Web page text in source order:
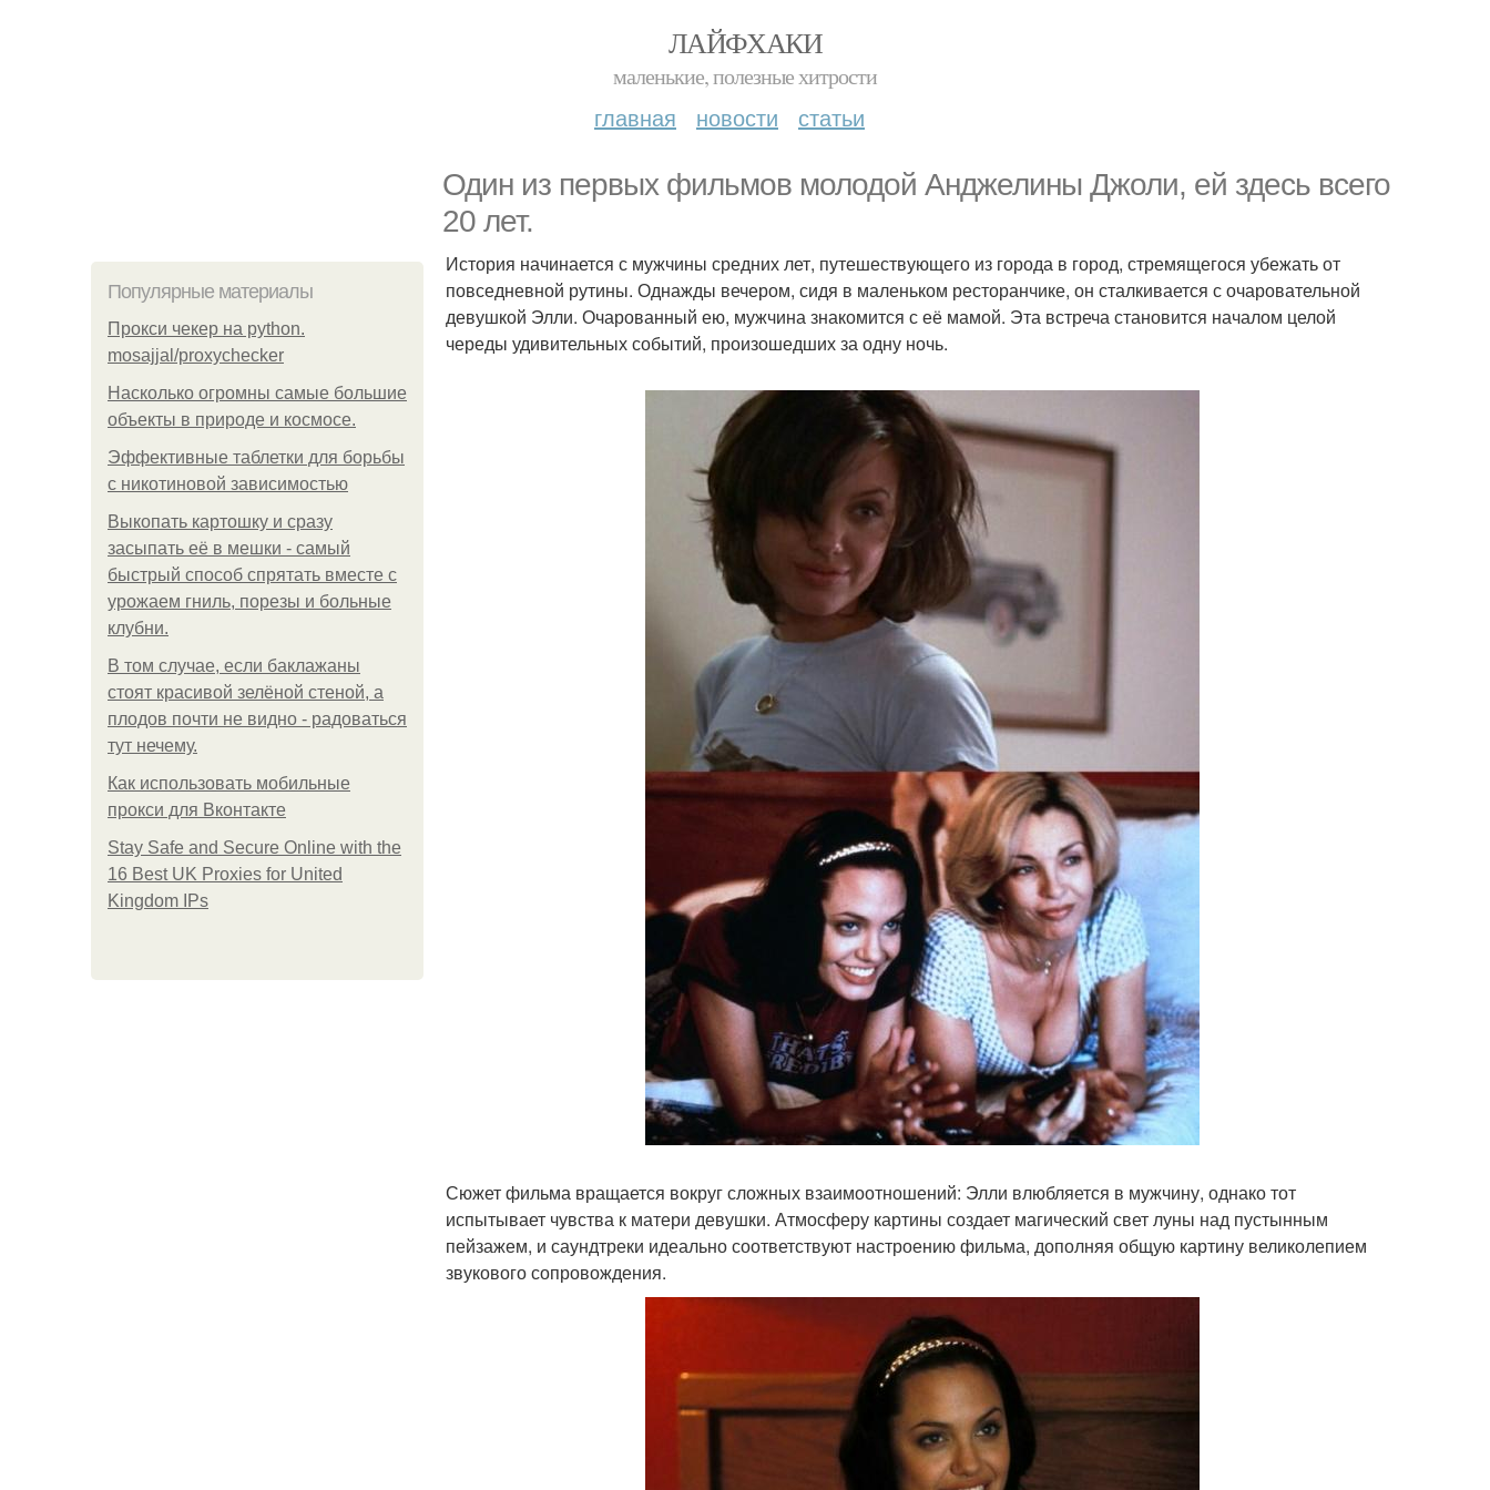
ЛАЙФХАКИ
маленькие, полезные хитрости
главная новости статьи
Один из первых фильмов молодой Анджелины Джоли, ей здесь всего
20 лет.
Популярные материалы
Прокси чекер на python.
mosajjal/proxychecker
Насколько огромны самые большие
объекты в природе и космосе.
Эффективные таблетки для борьбы
с никотиновой зависимостью
Выкопать картошку и сразу
засыпать её в мешки - самый
быстрый способ спрятать вместе с
урожаем гниль, порезы и больные
клубни.
В том случае, если баклажаны
стоят красивой зелёной стеной, а
плодов почти не видно - радоваться
тут нечему.
Как использовать мобильные
прокси для Вконтакте
Stay Safe and Secure Online with the
16 Best UK Proxies for United
Kingdom IPs
История начинается с мужчины средних лет, путешествующего из города в город, стремящегося убежать от
повседневной рутины. Однажды вечером, сидя в маленьком ресторанчике, он сталкивается с очаровательной
девушкой Элли. Очарованный ею, мужчина знакомится с её мамой. Эта встреча становится началом целой
череды удивительных событий, произошедших за одну ночь.
Сюжет фильма вращается вокруг сложных взаимоотношений: Элли влюбляется в мужчину, однако тот
испытывает чувства к матери девушки. Атмосферу картины создает магический свет луны над пустынным
пейзажем, и саундтреки идеально соответствуют настроению фильма, дополняя общую картину великолепием
звукового сопровождения.